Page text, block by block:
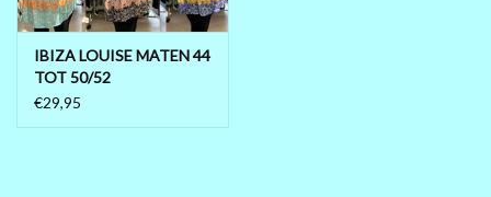
MAAT 50-52
MAAT 52-54
IBIZA LOUISE MATEN 44
TOT 50/52
€29,95